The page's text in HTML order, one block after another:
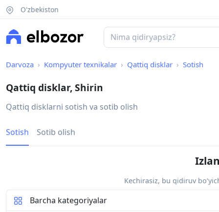
O'zbekiston
Darvoza Kompyuter texnikalar Qattiq disklar Sotish
Qattiq disklar, Shirin
Qattiq disklarni sotish va sotib olish
Sotish Sotib olish
Kechirasiz, bu qidiruv
Barcha kategoriyalar